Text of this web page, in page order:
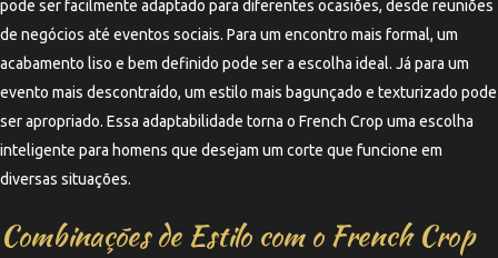
pode ser facilmente adaptado para diferentes ocasiões, desde reuniões
de negócios até eventos sociais. Para um encontro mais formal, um
acabamento liso e bem definido pode ser a escolha ideal. Já para um
evento mais descontraído, um estilo mais bagunçado e texturizado pode
ser apropriado. Essa adaptabilidade torna o French Crop uma escolha
inteligente para homens que desejam um corte que funcione em
diversas situações.
Combinações de Estilo com o French Crop